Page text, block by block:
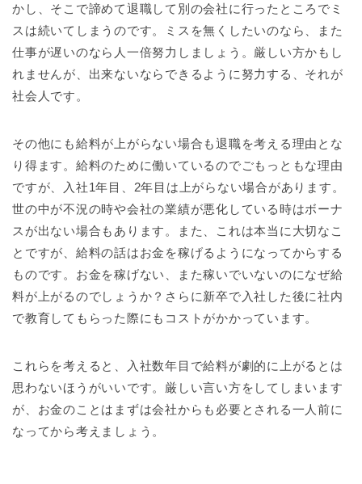
かし、そこで諦めて退職して別の会社に行ったところでミ
スは続いてしまうのです。ミスを無くしたいのなら、また
仕事が遅いのなら人一倍努力しましょう。厳しい方かもし
れませんが、出来ないならできるように努力する、それが
社会人です。
その他にも給料が上がらない場合も退職を考える理由とな
り得ます。給料のために働いているのでごもっともな理由
ですが、入社1年目、2年目は上がらない場合があります。
世の中が不況の時や会社の業績が悪化している時はボーナ
スが出ない場合もあります。また、これは本当に大切なこ
とですが、給料の話はお金を稼げるようになってからする
ものです。お金を稼げない、また稼いでいないのになぜ給
料が上がるのでしょうか？さらに新卒で入社した後に社内
で教育してもらった際にもコストがかかっています。
これらを考えると、入社数年目で給料が劇的に上がるとは
思わないほうがいいです。厳しい言い方をしてしまいます
が、お金のことはまずは会社からも必要とされる一人前に
なってから考えましょう。